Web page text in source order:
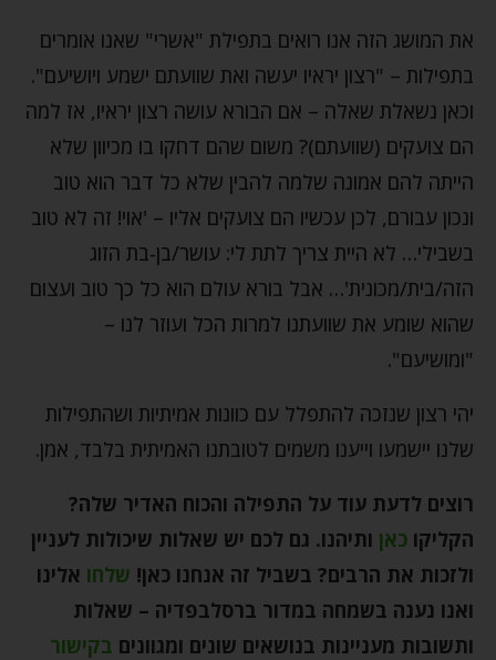
את המושג הזה אנו רואים בתפילת "אשרי" שאנו אומרים
בתפילות – "רצון יראיו יעשה ואת שוועתם ישמע ויושיעם".
וכאן נשאלת שאלה – אם הבורא עושה רצון יראיו, אז למה
הם צועקים (שוועתם)? משום שהם דחקו בו מכיוון שלא
הייתה להם אמונה שלמה להבין שלא כל דבר הוא טוב
ונכון עבורם, לכן עכשיו הם צועקים אליו – 'אוי! זה לא טוב
בשבילי… לא היית צריך לתת לי: עושר/בן-בת הזוג
הזה/בית/מכונית'… אבל בורא עולם הוא כל כך טוב ועצום
שהוא שומע את שוועתנו למרות הכל ועוזר לנו –
"ומושיעם".
יהי רצון שנזכה להתפלל עם כוונות אמיתיות ושהתפילות
שלנו יישמעו וייענו משמים לטובתנו האמיתית בלבד, אמן.
רוצים לדעת עוד על התפילה והכוח האדיר שלה?
הקליקו כאן ותיהנו. גם לכם יש שאלות שיכולות לעניין
ולזכות את הרבים? בשביל זה אנחנו כאן! שלחו אלינו
ואנו נענה בשמחה במדור ברסלבפדיה – שאלות
ותשובות מעניינות בנושאים שונים ומגוונים בקישור